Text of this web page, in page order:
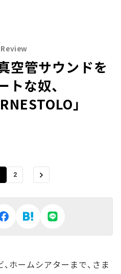
Review
空管サウンドを
な奴、
」
2
ホームシアターまで、さま